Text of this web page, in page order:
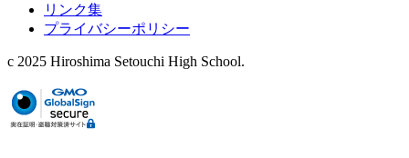
リンク集
プライバシーポリシー
c 2025 Hiroshima Setouchi High School.